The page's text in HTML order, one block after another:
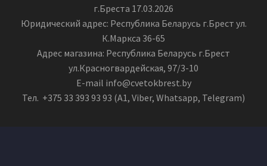
г.Бреста 17.03.2026
Юридический адрес: Республика Беларусь г.Брест ул.
К.Маркса 36-65
Адрес магазина: Республика Беларусь г.Брест
ул.Красногвардейская, 97/3-10
E-mail info@cvetokbrest.by
Тел. +375 33 393 93 93 (А1, Viber, Whatsapp, Telegram)